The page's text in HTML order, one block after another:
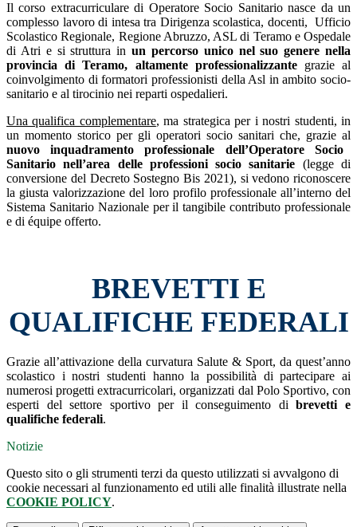
Il corso extracurriculare di Operatore Socio Sanitario nasce da un
complesso lavoro di intesa tra Dirigenza scolastica, docenti, Ufficio
Scolastico Regionale, Regione Abruzzo, ASL di Teramo e Ospedale
di Atri e si struttura in un percorso unico nel suo genere nella
provincia di Teramo, altamente professionalizzantegrazie al
coinvolgimento di formatori professionisti della Asl in ambito socio-
sanitario e al tirocinio nei reparti ospedalieri.
Una qualifica complementare, ma strategica per i nostri studenti, in
un momento storico per gli operatori socio sanitari che, grazie al
nuovo inquadramento professionale dell’Operatore Socio
Sanitario nell’area delle professioni socio sanitarie (legge di
conversione del Decreto Sostegno Bis 2021), si vedono riconoscere
la giusta valorizzazione del loro profilo professionale all’interno del
Sistema Sanitario Nazionale per il tangibile contributo professionale
e di équipe offerto.
BREVETTI E
QUALIFICHE FEDERALI
Grazie all’attivazione della curvatura Salute & Sport, da quest’anno
scolastico i nostri studenti hanno la possibilità di partecipare ai
numerosiprogetti extracurricolari, organizzati dal Polo Sportivo, con
esperti del settore sportivo per il conseguimento dibrevetti e
qualifiche federali.
Notizie
Questo sito o gli strumenti terzi da questo utilizzati si avvalgono di
cookie necessari al funzionamento ed utili alle finalità illustrate nella
COOKIE POLICY.